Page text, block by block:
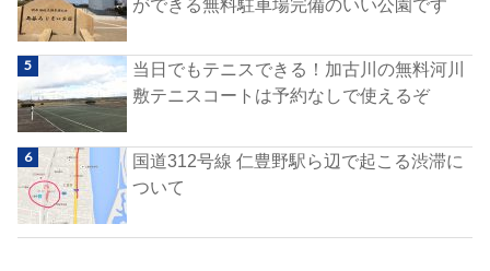
ができる無料駐車場完備のいい公園です
当日でもテニスできる！加古川の無料河川
敷テニスコートは予約なしで使えるぞ
国道312号線 仁豊野駅ら辺で起こる渋滞に
ついて